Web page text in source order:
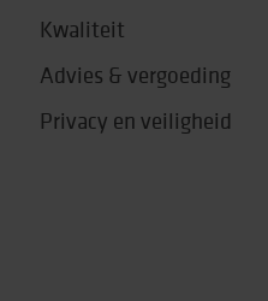
Kwaliteit
Advies & vergoeding
Privacy en veiligheid